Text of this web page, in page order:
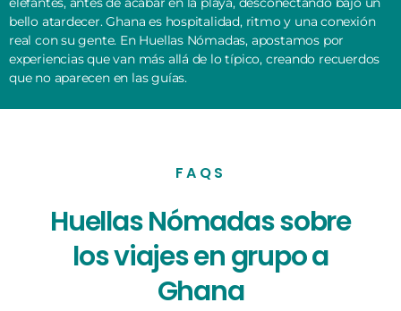
bello atardecer. Ghana es hospitalidad, ritmo y una conexión
real con su gente. En Huellas Nómadas, apostamos por
experiencias que van más allá de lo típico, creando recuerdos
que no aparecen en las guías.
FAQS
Huellas Nómadas sobre
los viajes en grupo a
Ghana